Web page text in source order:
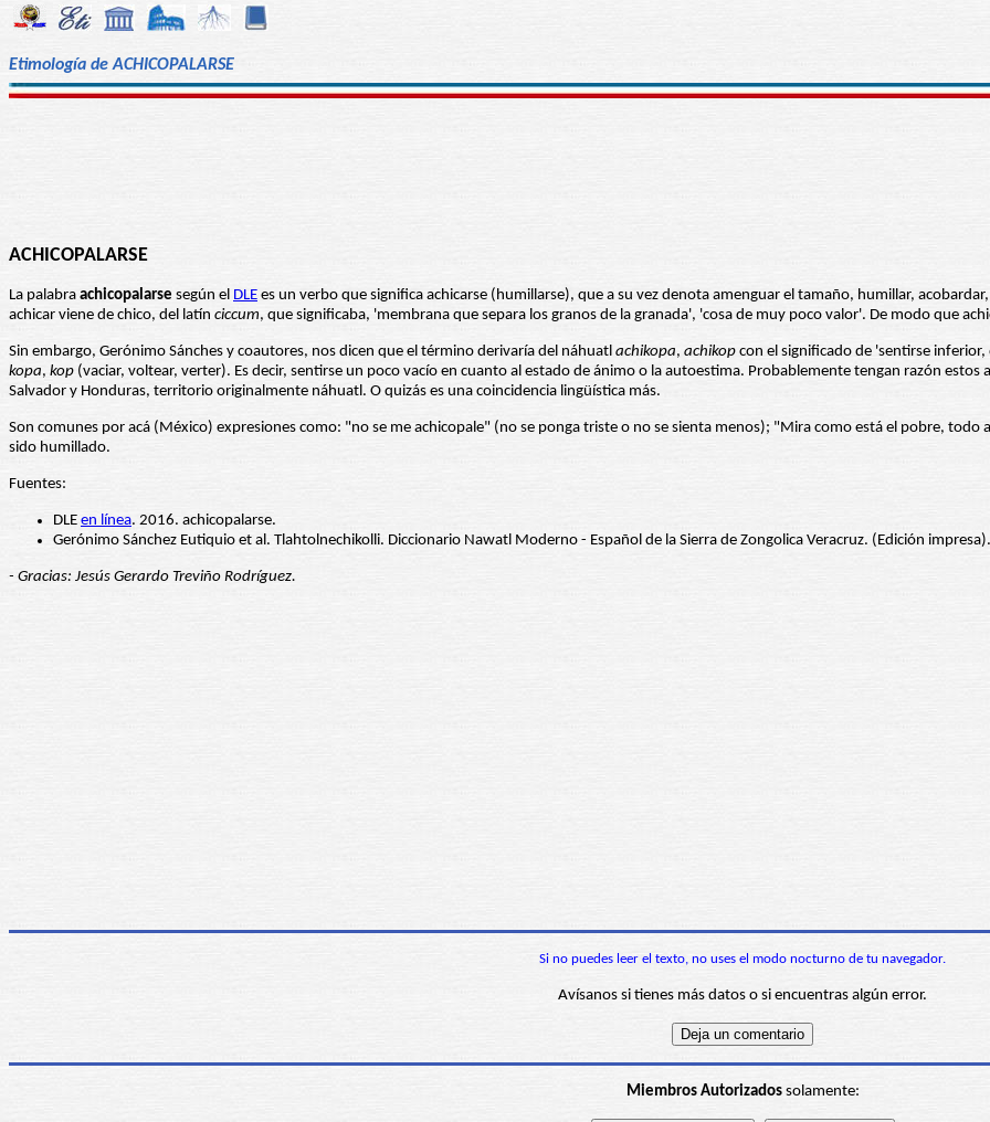
Etimología de ACHICOPALARSE
ACHICOPALARSE
La palabra achicopalarse según el DLE es un verbo que significa achicarse (humillarse), que a su vez denota amenguar el tamaño, humillar,
achicar viene de chico, del latín ciccum, que significaba, 'membrana que separa los granos de la granada', 'cosa de muy poco valor'. De modo que
Sin embargo, Gerónimo Sánches y coautores, nos dicen que el término derivaría del náhuatl achikopa, achikop con el significado de 'sentirse
kopa, kop (vaciar, voltear, verter). Es decir, sentirse un poco vacío en cuanto al estado de ánimo o la autoestima. Probablemente tengan razón
Salvador y Honduras, territorio originalmente náhuatl. O quizás es una coincidencia lingüística más.
Son comunes por acá (México) expresiones como: "no se me achicopale" (no se ponga triste o no se sienta menos); "Mira como está el pobre,
sido humillado.
Fuentes:
DLE en línea. 2016. achicopalarse.
Gerónimo Sánchez Eutiquio et al. Tlahtolnechikolli. Diccionario Nawatl Moderno - Español de la Sierra de Zongolica Veracruz. (Edición impresa).
- Gracias: Jesús Gerardo Treviño Rodríguez.
Si no puedes leer el texto, no uses el modo nocturno de tu navegador.
Avísanos si tienes más datos o si encuentras algún error.
Miembros Autorizadossolamente: